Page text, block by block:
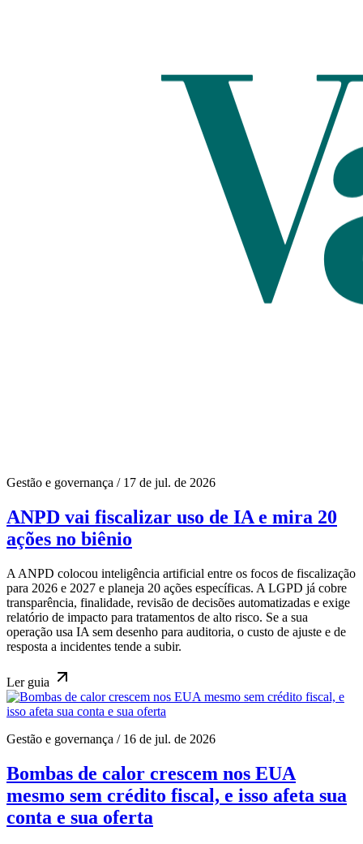
Gestão e governança / 17 de jul. de 2026
ANPD vai fiscalizar uso de IA e mira 20
ações no biênio
A ANPD colocou inteligência artificial entre os focos de fiscalização
para 2026 e 2027 e planeja 20 ações específicas. A LGPD já cobre
transparência, finalidade, revisão de decisões automatizadas e exige
relatório de impacto para tratamentos de alto risco. Se a sua
operação usa IA sem desenho para auditoria, o custo de ajuste e de
resposta a incidentes tende a subir.
Ler guia
Gestão e governança / 16 de jul. de 2026
Bombas de calor crescem nos EUA
mesmo sem crédito fiscal, e isso afeta sua
conta e sua oferta